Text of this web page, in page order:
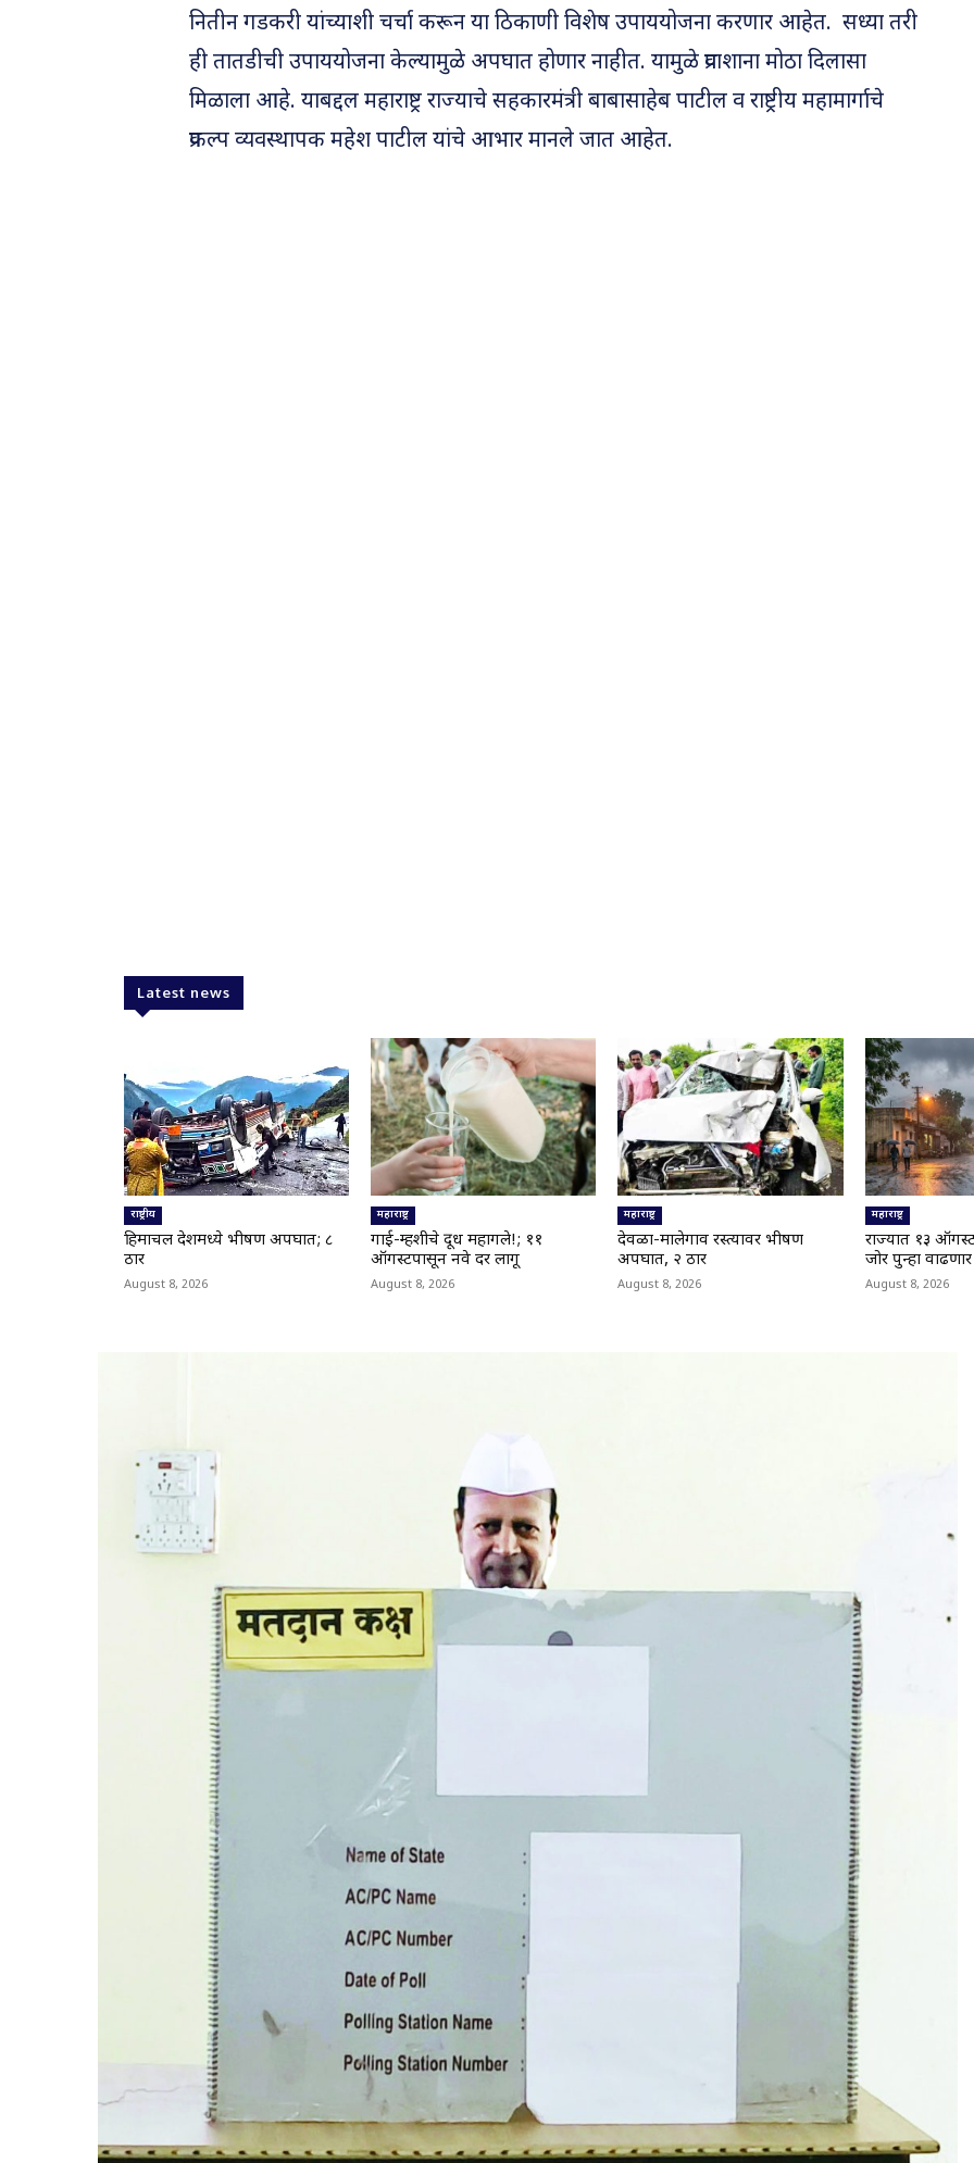
नितीन गडकरी यांच्याशी चर्चा करून या ठिकाणी विशेष उपाययोजना करणार आहेत. सध्या तरी
ही तातडीची उपाययोजना केल्यामुळे अपघात होणार नाहीत. यामुळे प्रवाशाना मोठा दिलासा
मिळाला आहे. याबद्दल महाराष्ट्र राज्याचे सहकारमंत्री बाबासाहेब पाटील व राष्ट्रीय महामार्गाचे
प्रकल्प व्यवस्थापक महेश पाटील यांचे आभार मानले जात आहेत.
Latest news
राष्ट्रीय
हिमाचल प्रदेशमध्ये भीषण अपघात; ८
ठार
August 8, 2026
महाराष्ट्र
गाई-म्हशीचे दूध महागले!; ११
ऑगस्टपासून नवे दर लागू
August 8, 2026
महाराष्ट्र
देवळा-मालेगाव रस्त्यावर भीषण
अपघात, २ ठार
August 8, 2026
महाराष्ट्र
राज्यात १३
जोर पुन्हा वाढणार
August 8, 2026